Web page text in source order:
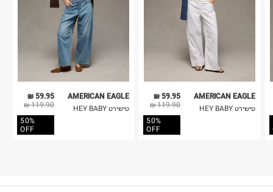
59.95 ₪
119.90 ₪
50%
OFF
AMERICAN EAGLE
טישירט HEY BABY
59.95 ₪
119.90 ₪
50%
OFF
AMERICAN EAGLE
טישירט HEY BABY